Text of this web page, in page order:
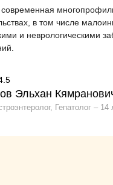
в том числе
и неврологическими
Эльхан
Гепатолог
14